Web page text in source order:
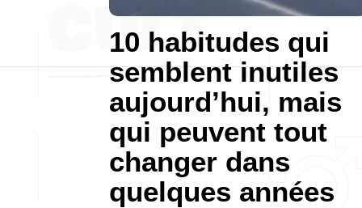
10 habitudes qui
semblent inutiles
aujourd’hui, mais
qui peuvent tout
changer dans
quelques années